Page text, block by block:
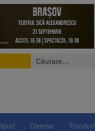
Caută
după:
Diverse Trenduri